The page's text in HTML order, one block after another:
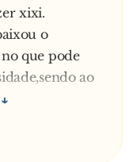
xixi.
o
que pode
ao
que um
triste
titia